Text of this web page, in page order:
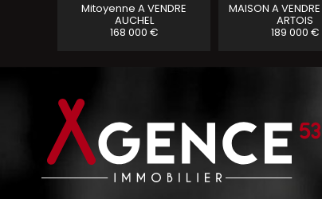
Mitoyenne A VENDRE
AUCHEL
168 000 €
MAISON A VENDRE
ARTOIS
189 000 €